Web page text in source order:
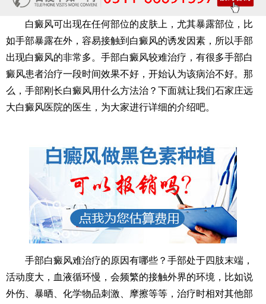
白癜风可出现在任何部位的皮肤上，尤其暴露部位，比
如手部暴露在外，容易接触到白癜风的诱发因素，所以手部
出现白癜风的非常多。手部白癜风较难治疗，有很多手部白
癜风患者治疗一段时间效果不好，开始认为该病治不好。那
么，手部刚长白癜风用什么方法治？下面就让我们石家庄远
大白癜风医院的医生，为大家进行详细的介绍吧。
手部白癜风难治疗的原因有哪些？手部处于四肢末端，
活动度大，血液循环慢，会频繁的接触外界的环境，比如说
外伤、暴晒、化学物品刺激、摩擦等等，治疗时相对其他部